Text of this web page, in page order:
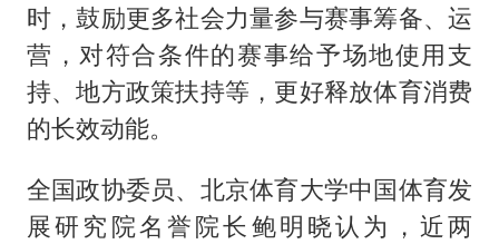
时，鼓励更多社会力量参与赛事筹备、运
营，对符合条件的赛事给予场地使用支
持、地方政策扶持等，更好释放体育消费
的长效动能。
全国政协委员、北京体育大学中国体育发
展研究院名誉院长鲍明晓认为，近两